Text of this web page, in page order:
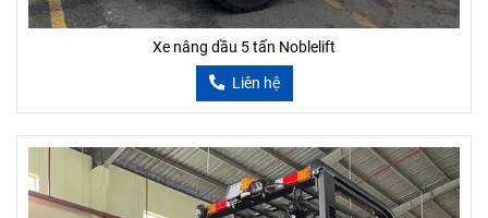
Xe nâng dầu 5 tấn Noblelift
Liên hệ